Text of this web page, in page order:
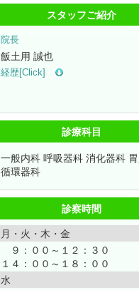
スタッフご紹介
院長
飯土用 誠也
経歴[Click]
診療科目
一般内科 呼吸器科 消化器科
循環器科
診察時間
月・火・木・金
９：００～１２：３０
１４：００～１８：００
水